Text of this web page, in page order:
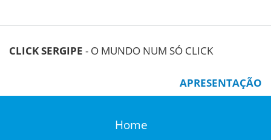
CLICK SERGIPE - O MUNDO NUM SÓ CLICK
APRESENTAÇÃO
Home